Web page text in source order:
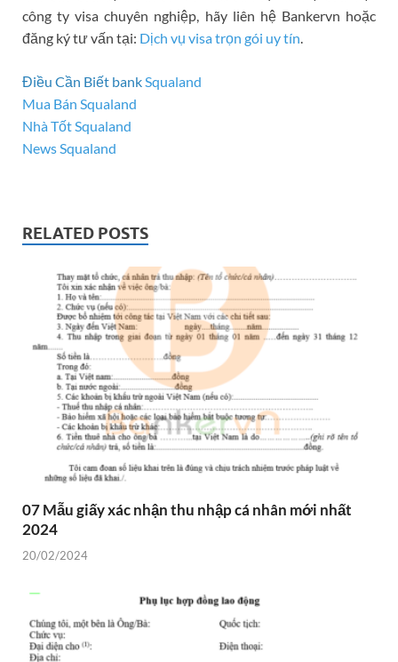
công ty visa chuyên nghiệp, hãy liên hệ Bankervn hoặc
đăng ký tư vấn tại: Dịch vụ visa trọn gói uy tín.
Điều Cần Biết bankSqualand
Mua Bán Squaland
Nhà Tốt Squaland
News Squaland
RELATED POSTS
07 Mẫu giấy xác nhận thu nhập cá nhân mới nhất
2024
20/02/2024